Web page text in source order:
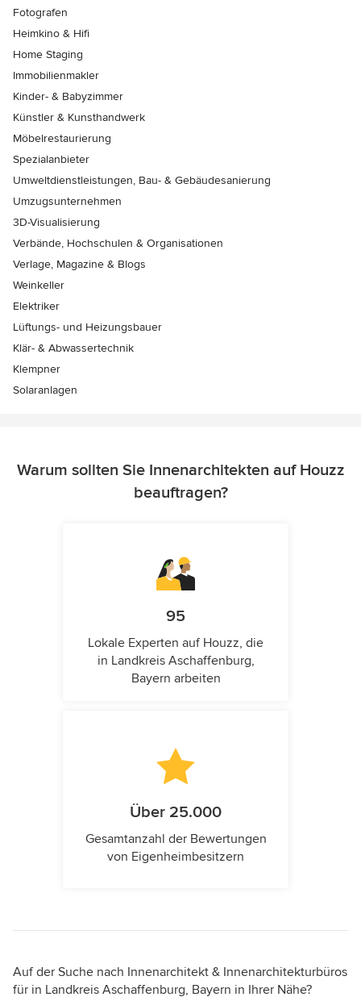
Fotografen
Heimkino & Hifi
Home Staging
Immobilienmakler
Kinder- & Babyzimmer
Künstler & Kunsthandwerk
Möbelrestaurierung
Spezialanbieter
Umweltdienstleistungen, Bau- & Gebäudesanierung
Umzugsunternehmen
3D-Visualisierung
Verbände, Hochschulen & Organisationen
Verlage, Magazine & Blogs
Weinkeller
Elektriker
Lüftungs- und Heizungsbauer
Klär- & Abwassertechnik
Klempner
Solaranlagen
Warum sollten Sie Innenarchitekten auf Houzz
beauftragen?
95
Lokale Experten auf Houzz, die
in Landkreis Aschaffenburg,
Bayern arbeiten
Über 25.000
Gesamtanzahl der Bewertungen
von Eigenheimbesitzern
Auf der Suche nach Innenarchitekt & Innenarchitekturbüros
für in Landkreis Aschaffenburg, Bayern in Ihrer Nähe?